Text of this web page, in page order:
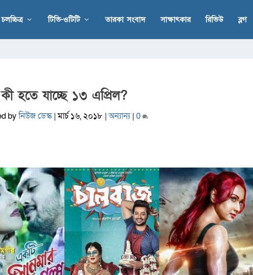
চলচ্চিত্র টিভি-ওটিটি তারকা সংবাদ সাক্ষাৎকার রিভিউ ব্লগ
কী হতে যাচ্ছে ১৩ এপ্রিল?
byনিউজ ডেস্ক|মার্চ ১৬, ২০১৮ |অন্যান্য|0